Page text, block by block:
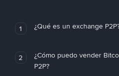
1 ¿Qué es un exchange
2
¿Cómo puedo vender
P2P?